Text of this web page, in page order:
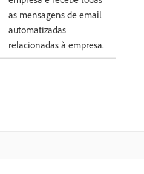
as mensagens de email
automatizadas
relacionadas à empresa.